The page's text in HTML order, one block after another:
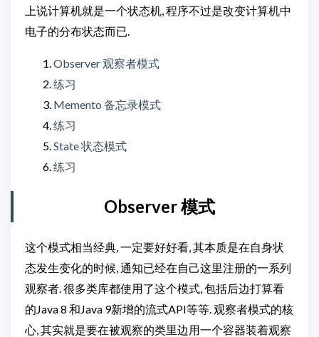
上说计算机就是一个状态机, 程序不过是改变计算机中
电子的分布状态而已.
Observer 观察者模式
练习
Memento 备忘录模式
练习
State 状态模式
练习
Observer 模式
这个模式相当经典, 一定要好好看, 其本质是在自身状
态发生变化的时候, 通知已经在自己这里注册的一系列
观察者. 很多类库都使用了这个模式, 包括后边打算看
的Java 8 和Java 9新增的流式API等等. 观察者模式的核
心, 其实就是要在被观察的类里边用一个容器装着观察